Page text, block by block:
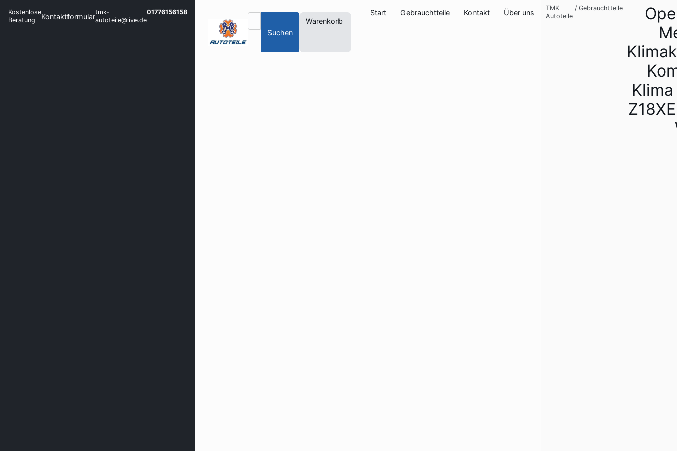
Kostenlose
Beratung
Kontaktformulartmk-
autoteile@live.de
01776156158
Suchen
Warenkorb
Start Gebrauchtteile Kontakt Über uns
TMK
Autoteile
/ Gebrauchtteile